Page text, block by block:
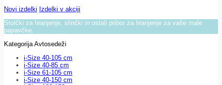
Novi izdelki Izdelki v akciji
Stolčki za hranjenje, slinčki in ostali pribor za hranjenje za vaše male
papavčke.
Kategorija Avtosedeži
i-Size 40-105 cm
i-Size 40-85 cm
i-Size 61-105 cm
i-Size 40-150 cm